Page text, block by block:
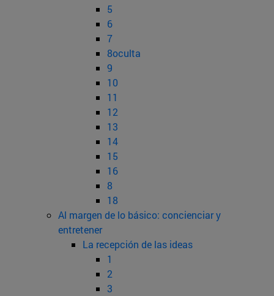
5
6
7
8oculta
9
10
11
12
13
14
15
16
8
18
Al margen de lo básico: concienciar y
entretener
La recepción de las ideas
1
2
3